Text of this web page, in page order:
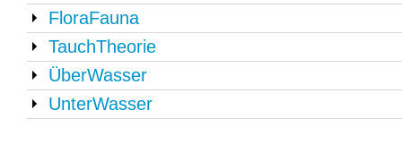
FloraFauna
TauchTheorie
ÜberWasser
UnterWasser